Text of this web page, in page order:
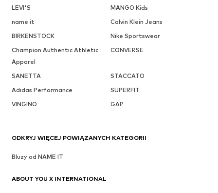
LEVI'S
MANGO Kids
name it
Calvin Klein Jeans
BIRKENSTOCK
Nike Sportswear
Champion Authentic Athletic
Apparel
CONVERSE
SANETTA
STACCATO
Adidas Performance
SUPERFIT
VINGINO
GAP
ODKRYJ WIĘCEJ POWIĄZANYCH KATEGORII
Bluzy od NAME IT
ABOUT YOU X INTERNATIONAL